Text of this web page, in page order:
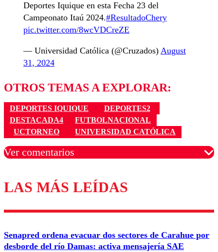
Deportes Iquique en esta Fecha 23 del
Campeonato Itaú 2024.#ResultadoChery
pic.twitter.com/8wcVDCreZE
— Universidad Católica (@Cruzados) August
31, 2024
OTROS TEMAS A EXPLORAR:
DEPORTES IQUIQUE
DEPORTES2
DESTACADA4
FUTBOLNACIONAL
UCTORNEO
UNIVERSIDAD CATÓLICA
Ver comentarios
Los comentarios son moderados para garantizar un
diálogo respetuoso.
Nombre
Correo
LAS MÁS LEÍDAS
Senapred ordena evacuar dos sectores de Carahue por
desborde del río Damas: activa mensajería SAE